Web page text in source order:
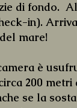
di fondo.
in).
mare!
è
200
se la